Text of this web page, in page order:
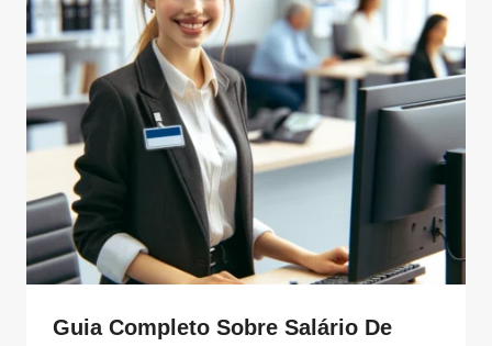
Guia Completo Sobre Salário De